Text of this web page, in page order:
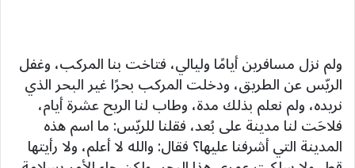
ولم نزل مسافرين أيامًا وليالي، فتاخت بنا المركب، وغفل
الريّس عن الطريق، ودخلت المركب بحرًا غير البحر الذي
نريده، ولم نعلم بذلك مدة، وطاب لنا الريح عشرة أيام،
فلاحَت لنا مدينة على بُعد، فقلنا للريّس: ما اسم هذه
المدينة التي أشرفنا عليها؟ فقال: والله لا أعلم، ولا رأيتها